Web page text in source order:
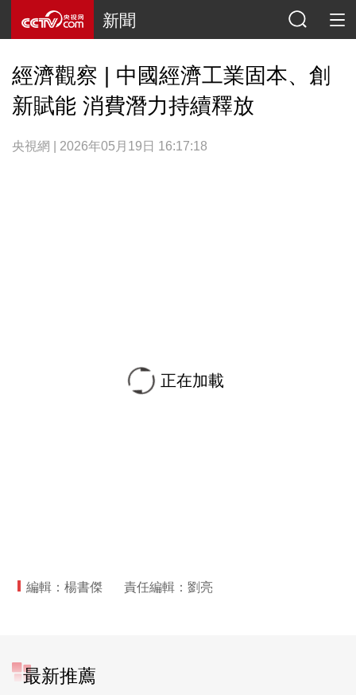
新聞
經濟觀察 | 中國經濟工業固本、創
新賦能 消費潛力持續釋放
央視網 | 2026年05月19日 16:17:18
正在加載
編輯：楊書傑 責任編輯：劉亮
最新推薦